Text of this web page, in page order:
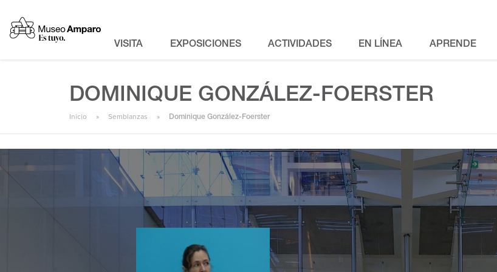
VISITA EXPOSICIONES ACTIVIDADES EN LÍNEA APRENDE
DOMINIQUE GONZÁLEZ-FOERSTER
Inicio Semblanzas Dominique González-Foerster